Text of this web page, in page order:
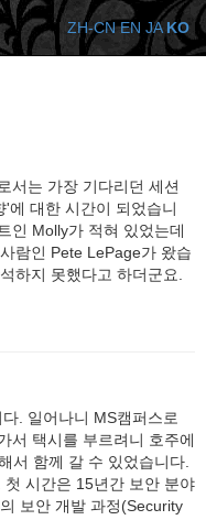
서는 가장 기다리던 세션
에 대한 시간이 되었습니
인 Molly가 적혀 있었는데
람인 Pete LePage가 왔습
하지 못했다고 하더군요.
. 일어나니 MS캠퍼스로
서 택시를 부르려니 호주에
서 함께 갈 수 있었습니다.
시간은 15년간 보안 분야
보안 개발 과정(Security
ZH-CN EN JA KO